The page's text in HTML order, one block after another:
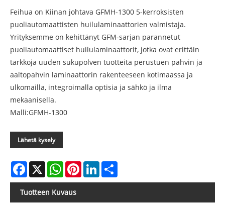
Feihua on Kiinan johtava GFMH-1300 5-kerroksisten
puoliautomaattisten huilulaminaattorien valmistaja.
Yrityksemme on kehittänyt GFM-sarjan parannetut
puoliautomaattiset huilulaminaattorit, jotka ovat erittäin
tarkkoja uuden sukupolven tuotteita perustuen pahvin ja
aaltopahvin laminaattorin rakenteeseen kotimaassa ja
ulkomailla, integroimalla optisia ja sähkö ja ilma
mekaanisella.
Malli:GFMH-1300
Lähetä kysely
Facebook
X WhatsAppPinterestLinkedIn
Tuotteen Kuvaus